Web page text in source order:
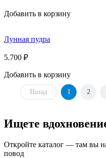
Добавить в корзину
Лунная пудра
5.700 ₽
Добавить в корзину
Назад 1 2
Ищете
Откройте каталог — там вы
повод